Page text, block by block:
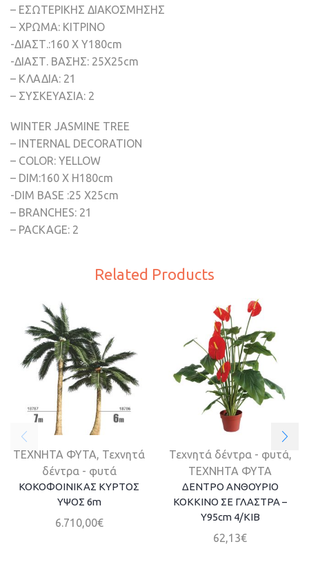
– ΕΣΩΤΕΡΙΚΗΣ ΔΙΑΚΟΣΜΗΣΗΣ
– ΧΡΩΜΑ: ΚΙΤΡΙΝΟ
-ΔΙΑΣΤ.:160 Χ Υ180cm
-ΔΙΑΣΤ. ΒΑΣΗΣ: 25X25cm
– ΚΛΑΔΙΑ: 21
– ΣΥΣΚΕΥΑΣΙΑ: 2
WINTER JASMINE TREE
– INTERNAL DECORATION
– COLOR: YELLOW
– DIM:160 X H180cm
-DIM BASE :25 X25cm
– BRANCHES: 21
– PACKAGE: 2
Related Products
ΤΕΧΝΗΤΑ ΦΥΤΑ, Τεχνητά
δέντρα - φυτά
ΚΟΚΟΦΟΙΝΙΚΑΣ ΚΥΡΤΟΣ
ΥΨΟΣ 6m
6.710,00€
Τεχνητά δέντρα - φυτά,
ΤΕΧΝΗΤΑ ΦΥΤΑ
ΔΕΝΤΡΟ ΑΝΘΟΥΡΙΟ
ΚΟΚΚΙΝΟ ΣΕ ΓΛΑΣΤΡΑ –
Y95cm 4/ΚΙΒ
62,13€